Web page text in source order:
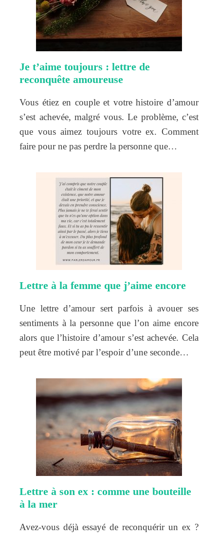
Je t’aime toujours : lettre de
reconquête amoureuse
Vous étiez en couple et votre histoire d’amour
s’est achevée, malgré vous. Le problème, c’est
que vous aimez toujours votre ex. Comment
faire pour ne pas perdre la personne que…
Lettre à la femme que j’aime encore
Une lettre d’amour sert parfois à avouer ses
sentiments à la personne que l’on aime encore
alors que l’histoire d’amour s’est achevée. Cela
peut être motivé par l’espoir d’une seconde…
Lettre à son ex : comme une bouteille
à la mer
Avez-vous déjà essayé de reconquérir un ex ?